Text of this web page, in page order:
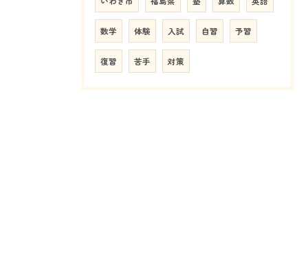
数学 体験 入試 自習 予習
復習 苦手 対策